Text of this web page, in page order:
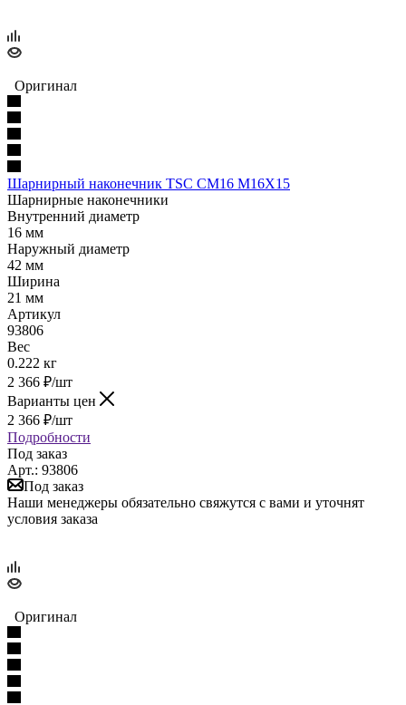
Оригинал
Шарнирный наконечник TSC CM16 M16X15
Шарнирные наконечники
Внутренний диаметр
16 мм
Наружный диаметр
42 мм
Ширина
21 мм
Артикул
93806
Вес
0.222 кг
2 366 ₽/шт
Варианты цен
2 366 ₽/шт
Подробности
Под заказ
Арт.: 93806
Под заказ
Наши менеджеры обязательно свяжутся с вами и уточнят
условия заказа
Оригинал